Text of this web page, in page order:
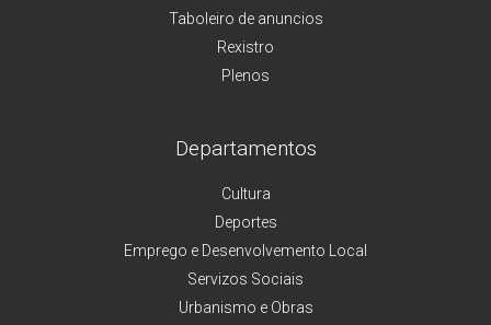
Taboleiro de anuncios
Rexistro
Plenos
Departamentos
Cultura
Deportes
Emprego e Desenvolvemento Local
Servizos Sociais
Urbanismo e Obras